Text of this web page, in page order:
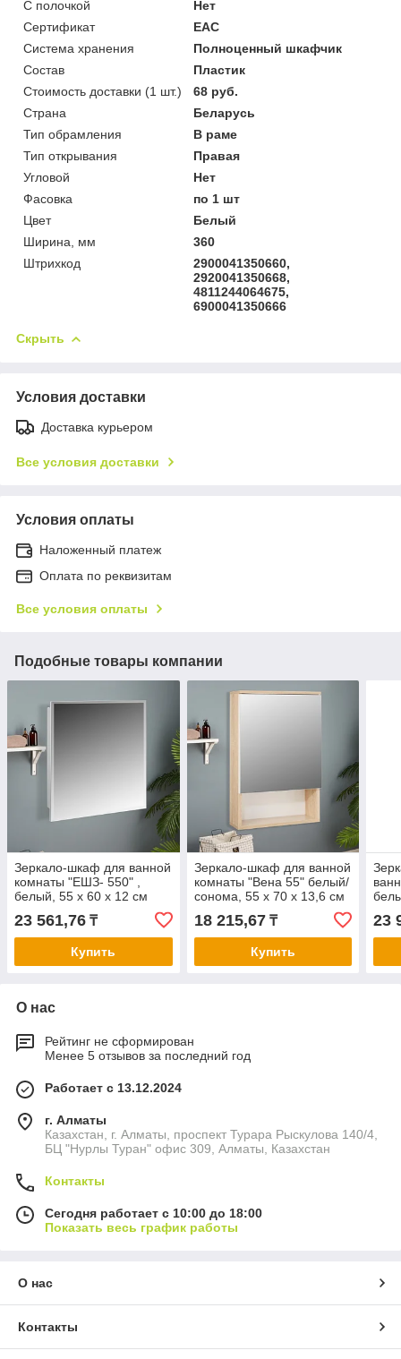
С полочкой
Нет
Сертификат
ЕАС
Система хранения
Полноценный шкафчик
Состав
Пластик
Стоимость доставки (1 шт.)
68 руб.
Страна
Беларусь
Тип обрамления
В раме
Тип открывания
Правая
Угловой
Нет
Фасовка
по 1 шт
Цвет
Белый
Ширина, мм
360
Штрихкод
2900041350660,
2920041350668,
4811244064675,
6900041350666
Скрыть
Условия доставки
Доставка курьером
Все условия доставки
Условия оплаты
Наложенный платеж
Оплата по реквизитам
Все условия оплаты
Подобные товары компании
Зеркало-шкаф для ванной
комнаты "ЕШЗ- 550" ,
белый, 55 х 60 х 12 см
23 561,76 ₸
Купить
Зеркало-шкаф для ванной
комнаты "Вена 55" белый/
сонома, 55 х 70 х 13,6 см
18 215,67₸
Купить
23
О нас
Рейтинг не сформирован
Менее 5 отзывов за последний год
Работает с 13.12.2024
г. Алматы
Казахстан, г. Алматы, проспект Турара Рыскулова 140/4,
БЦ "Нурлы Туран" офис 309, Алматы, Казахстан
Контакты
Сегодня работает с 10:00 до 18:00
Показать весь график работы
О нас
Контакты